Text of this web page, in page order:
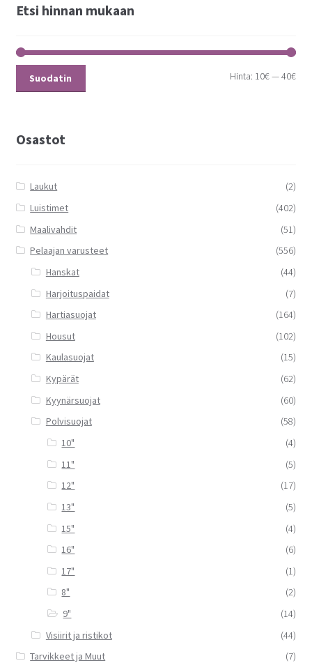
Etsi hinnan mukaan
Suodatin Hinta: 10€—40€
Osastot
Laukut
(2)
Luistimet
(402)
Maalivahdit
(51)
Pelaajan varusteet
(556)
Hanskat
(44)
Harjoituspaidat
(7)
Hartiasuojat
(164)
Housut
(102)
Kaulasuojat
(15)
Kypärät
(62)
Kyynärsuojat
(60)
Polvisuojat
(58)
10"
(4)
11"
(5)
12"
(17)
13"
(5)
15"
(4)
16"
(6)
17"
(1)
8"
(2)
9"
(14)
Visiirit ja ristikot
(44)
Tarvikkeet ja Muut
(7)